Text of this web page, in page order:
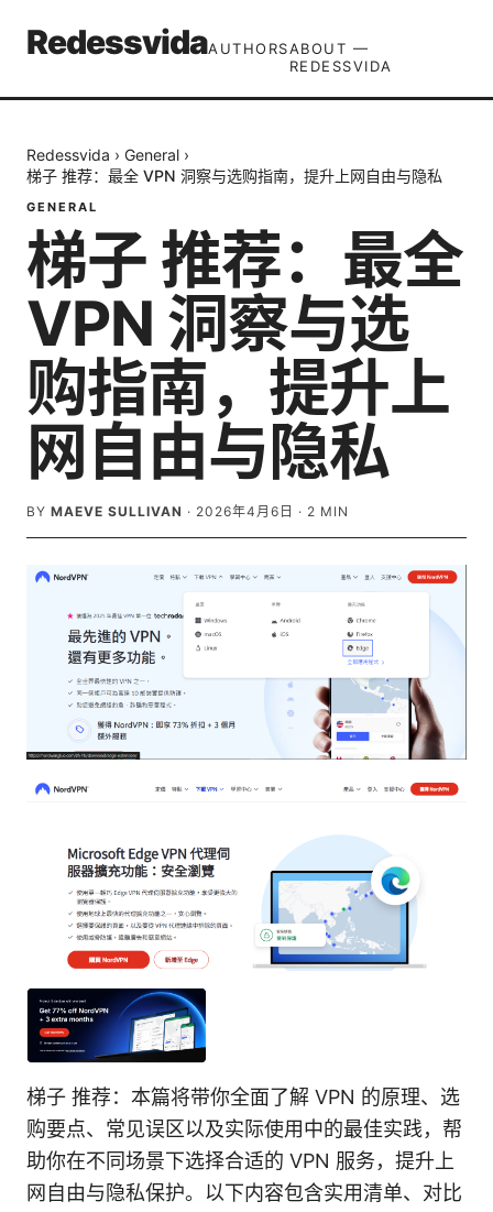
RedessvidaAUTHORSABOUT —
REDESSVIDA
Redessvida › General ›
梯子 推荐：最全 VPN 洞察与选购指南，提升上网自由与隐私
GENERAL
梯子 推荐：最全
VPN 洞察与选
购指南，提升上
网自由与隐私
BY MAEVE SULLIVAN · 2026年4月6日 · 2 MIN
梯子 推荐：本篇将带你全面了解 VPN 的原理、选
购要点、常见误区以及实际使用中的最佳实践，帮
助你在不同场景下选择合适的 VPN 服务，提升上
网自由与隐私保护。以下内容包含实用清单、对比